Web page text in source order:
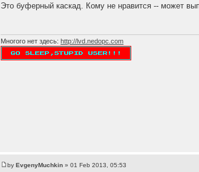
Это буферный каскад. Кому не нравится -- может
Многого нет здесь:http://lvd.nedopc.com
byEvgenyMuchkin » 01 Feb 2013, 05:53